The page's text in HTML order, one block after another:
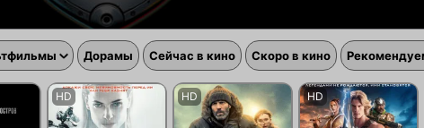
Дорамы Сейчас в кино Скоро в кино